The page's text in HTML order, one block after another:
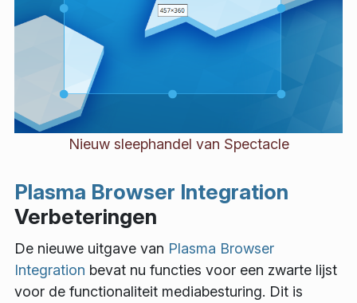
Nieuw sleephandel van Spectacle
Plasma Browser Integration
Verbeteringen
De nieuwe uitgave van Plasma Browser
Integration bevat nu functies voor een zwarte lijst
voor de functionaliteit mediabesturing. Dit is